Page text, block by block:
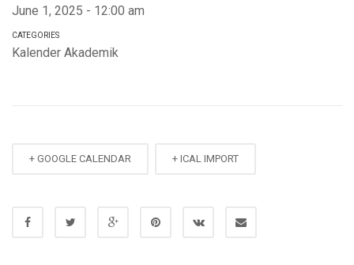
June 1, 2025 - 12:00 am
CATEGORIES
Kalender Akademik
+ GOOGLE CALENDAR + ICAL IMPORT